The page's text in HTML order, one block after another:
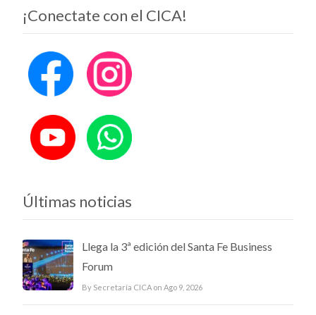
¡Conectate con el CICA!
Últimas noticias
Llega la 3ª edición del Santa Fe Business
Forum
By Secretaría CICA on Ago 9, 2026